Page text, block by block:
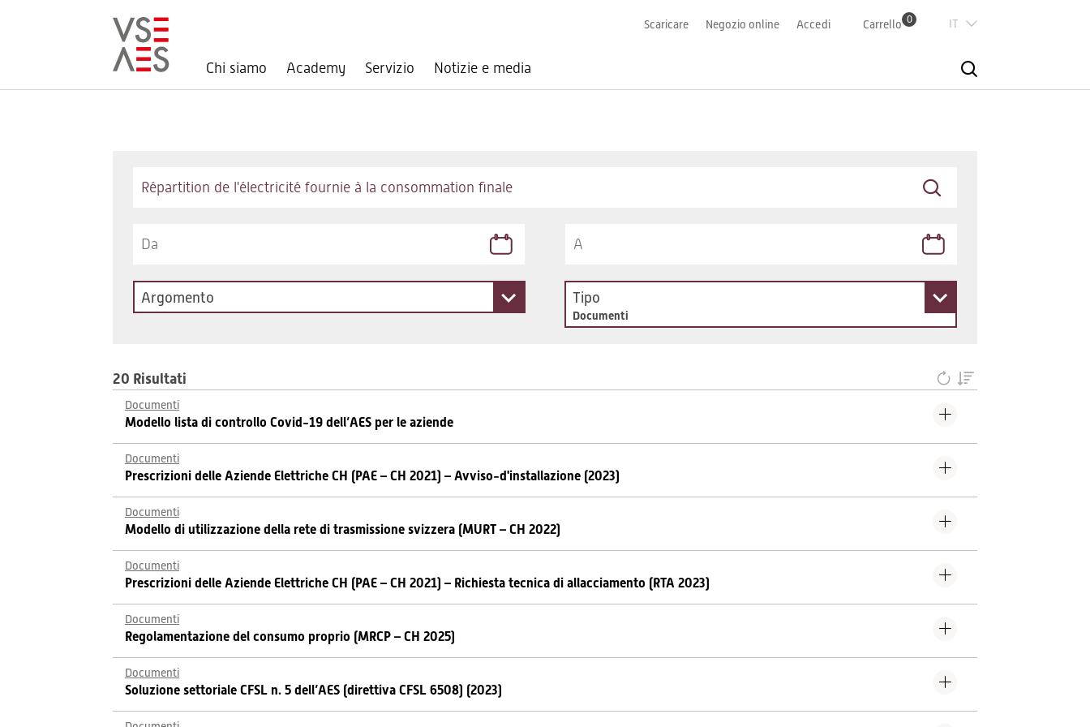
Chi siamo Academy Servizio Notizie e media
Scaricare Negozio online Accedi Carrello 0
English
Argomento Tipo
Documenti
20 Risultati
Documenti
Modello lista di controllo Covid-19 dell’AES per le aziende
Documenti
Prescrizioni delle Aziende Elettriche CH (PAE – CH 2021) – Avviso-d'installazione (2023)
Documenti
Modello di utilizzazione della rete di trasmissione svizzera (MURT – CH 2022)
Documenti
Prescrizioni delle Aziende Elettriche CH (PAE – CH 2021) – Richiesta tecnica di allacciamento (RTA 2023)
Documenti
Regolamentazione del consumo proprio (MRCP – CH 2025)
Documenti
Soluzione settoriale CFSL n. 5 dell’AES (direttiva CFSL 6508) (2023)